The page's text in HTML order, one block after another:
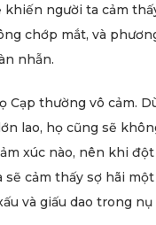
khiến người ta cảm
chớp mắt, và
nhẫn.
Cạp thường vô cảm.
lao, họ cũng sẽ
xúc nào, nên khi
sẽ cảm thấy sợ hãi
và giấu dao trong nụ